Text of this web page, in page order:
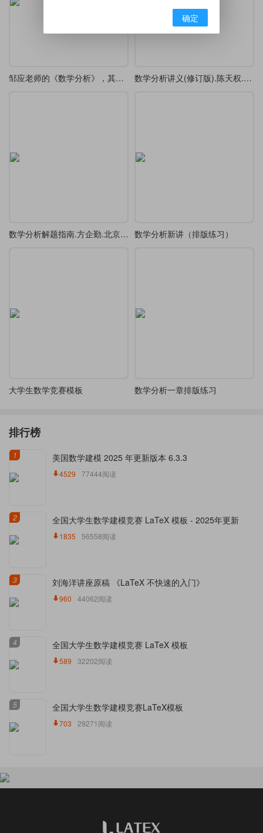
邹应老师的《数学分析》，其上册重排本已上线。 数学分析讲义(修订版).陈天权.北京大学出版社-三册合一，1351页，排版练习
数学分析解题指南.方企勤.北京大学出版社,2003，排版练习 数学分析新讲（排版练习）
大学生数学竞赛模板 数学分析一章排版练习
排行榜
1 美国数学建模 2025 年更新版本 6.3.3
4529 77444阅读
2 全国大学生数学建模竞赛 LaTeX 模板 - 2025年更新
1835 56558阅读
3 刘海洋讲座原稿 《LaTeX 不快速的入门》
960 44062阅读
4 全国大学生数学建模竞赛 LaTeX 模板
589 32202阅读
5 全国大学生数学建模竞赛LaTeX模板
703 29271阅读
确定